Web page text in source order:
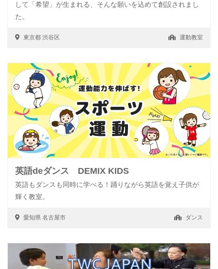
して「希望」が生まれる、そんな願いを込めて創設されまし
た。
東京都 渋谷区 運動教室
英語deダンス DEMIX KIDS
英語もダンスも同時に学べる！踊りながら英語を覚え子供が
輝く教室。
愛知県 名古屋市 ダンス